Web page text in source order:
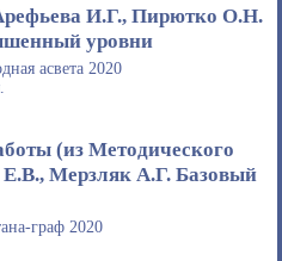
И.Г., Пирютко О.Н.
уровни
асвета 2020
(из Методического
Мерзляк А.Г. Базовый
граф 2020